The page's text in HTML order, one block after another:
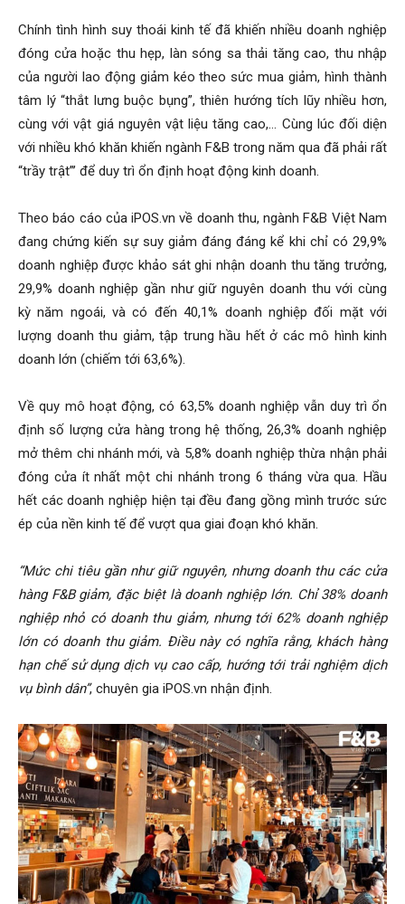
Chính tình hình suy thoái kinh tế đã khiến nhiều doanh nghiệp
đóng cửa hoặc thu hẹp, làn sóng sa thải tăng cao, thu nhập
của người lao động giảm kéo theo sức mua giảm, hình thành
tâm lý “thắt lưng buộc bụng”, thiên hướng tích lũy nhiều hơn,
cùng với vật giá nguyên vật liệu tăng cao,… Cùng lúc đối diện
với nhiều khó khăn khiến ngành F&B trong năm qua đã phải rất
“trầy trật”’ để duy trì ổn định hoạt động kinh doanh.
Theo báo cáo của iPOS.vn về doanh thu, ngành F&B Việt Nam
đang chứng kiến sự suy giảm đáng đáng kể khi chỉ có 29,9%
doanh nghiệp được khảo sát ghi nhận doanh thu tăng trưởng,
29,9% doanh nghiệp gần như giữ nguyên doanh thu với cùng
kỳ năm ngoái, và có đến 40,1% doanh nghiệp đối mặt với
lượng doanh thu giảm, tập trung hầu hết ở các mô hình kinh
doanh lớn (chiếm tới 63,6%).
Về quy mô hoạt động, có 63,5% doanh nghiệp vẫn duy trì ổn
định số lượng cửa hàng trong hệ thống, 26,3% doanh nghiệp
mở thêm chi nhánh mới, và 5,8% doanh nghiệp thừa nhận phải
đóng cửa ít nhất một chi nhánh trong 6 tháng vừa qua. Hầu
hết các doanh nghiệp hiện tại đều đang gồng mình trước sức
ép của nền kinh tế để vượt qua giai đoạn khó khăn.
“Mức chi tiêu gần như giữ nguyên, nhưng doanh thu các cửa
hàng F&B giảm, đặc biệt là doanh nghiệp lớn. Chỉ 38% doanh
nghiệp nhỏ có doanh thu giảm, nhưng tới 62% doanh nghiệp
lớn có doanh thu giảm. Điều này có nghĩa rằng, khách hàng
hạn chế sử dụng dịch vụ cao cấp, hướng tới trải nghiệm dịch
vụ bình dân”, chuyên gia iPOS.vn nhận định.